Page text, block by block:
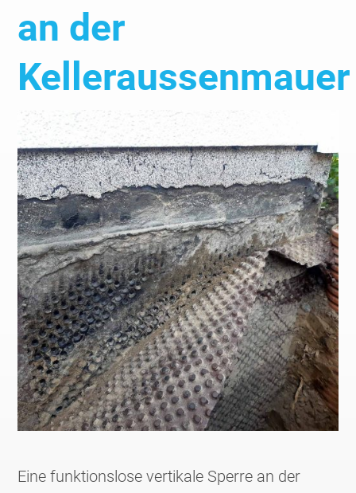
an der
Kelleraussenmauer
Eine funktionslose vertikale Sperre an der